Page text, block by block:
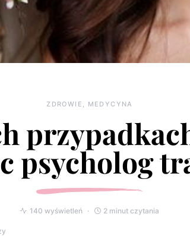
ZDROWIE, MEDYCYNA
psycholog
140 wyświetleń 2 minut czytania